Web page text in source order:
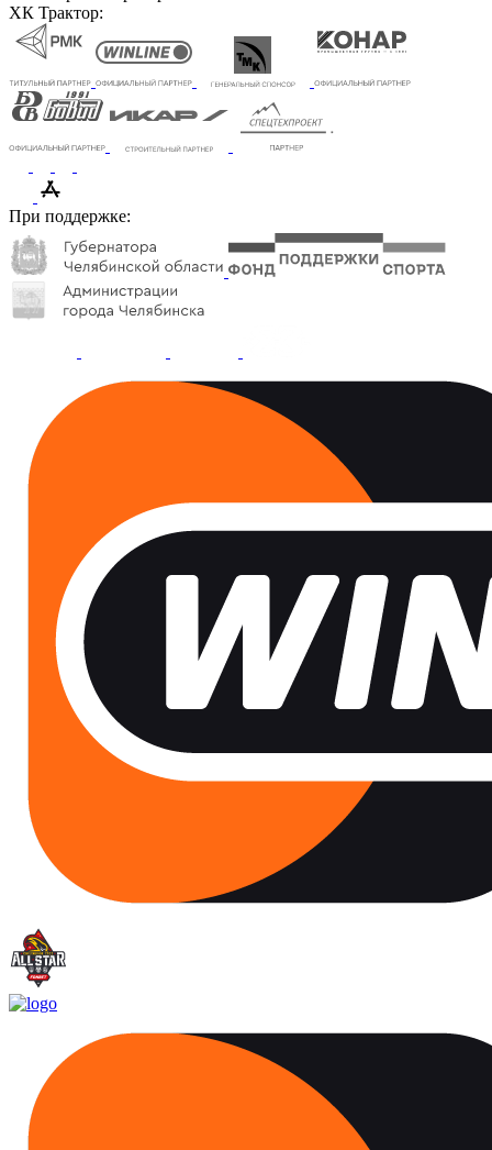
ХК Трактор:
При поддержке: